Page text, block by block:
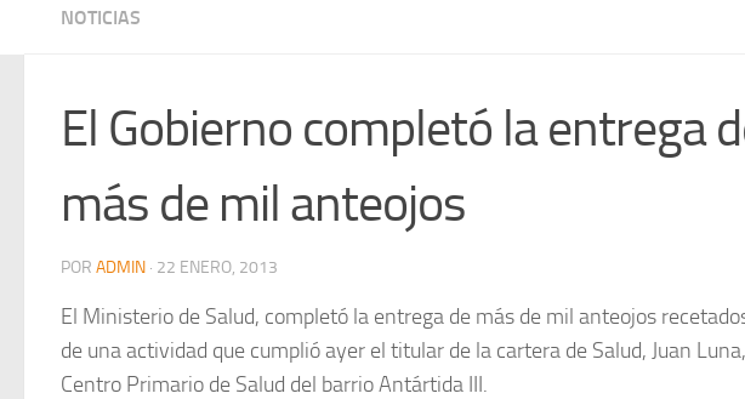
NOTICIAS
El Gobierno completó la entrega
más de mil anteojos
POR ADMIN · 22 ENERO, 2013
El Ministerio de Salud, completó la entrega de más de mil anteojos
de una actividad que cumplió ayer el titular de la cartera de Salud, Juan
Centro Primario de Salud del barrio Antártida III.